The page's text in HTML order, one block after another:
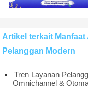
Artikel terkait
Pelanggan Modern
Tren Layanan
Omnichannel &